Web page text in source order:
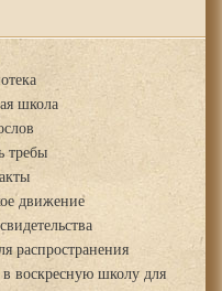
школа
требы
движение
распространения
в воскресную школу для